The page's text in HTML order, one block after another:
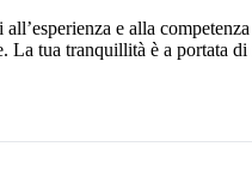
e alla
La tua tranquillità è a portata